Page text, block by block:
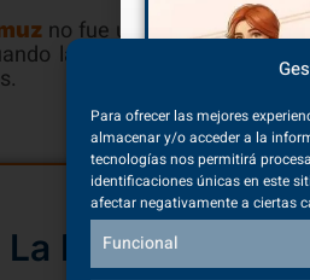
Para ofrecer las mejores
almacenar y/o acceder a la
tecnologías nos permitirá
identificaciones únicas en este
afectar negativamente a ciertas
Funcional
no fue un servicio común.
la primera ambulancia
El
La Decisión que